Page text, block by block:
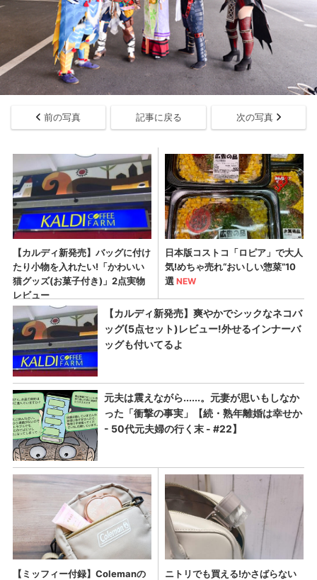
前の写真 記事に戻る 次の写真